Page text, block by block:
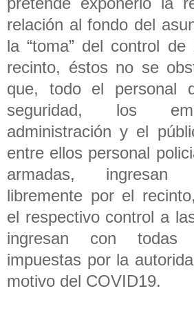
relación al fondo del
la “toma” del control
recinto, éstos no se
que, todo el personal
seguridad, los
administración y el
entre ellos personal
armadas,
libremente por el
el respectivo control a
ingresan con todas
impuestas por la
motivo del COVID19.